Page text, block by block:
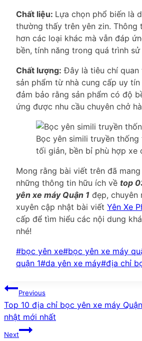
Chất liệu: Lựa chọn phổ biến là
thường thấy trên yên zin. Thông
hơn các loại khác mà vẫn đáp
bền, tính năng trong quá trình sử
Chất lượng: Đây là tiêu chí quan
sản phẩm từ nhà cung cấp uy
đảm bảo rằng sản phẩm có độ
ứng được nhu cầu chuyên chở
Bọc yên simili truyền
tối giản, bền bỉ phù hợp xe
Mong rằng bài viết trên đã
những thông tin hữu ích về top
yên xe máy Quận 1 đẹp, chuyên
xuyên cập nhật bài viết Yên Xe
cấp để tìm hiểu các nội dung
nhé!
Post
Tags:
#bọc yên xe#bọc yên xe máy
quận 1#da yên xe máy#địa chỉ
Điều
hướng
bài
Previous
Top 10 địa chỉ bọc yên xe máy
nhật mới nhất
Next